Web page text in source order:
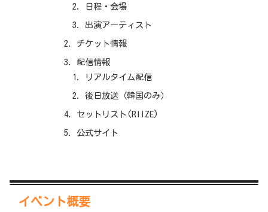
日程・会場
出演アーティスト
チケット情報
配信情報
リアルタイム配信
後日放送（韓国のみ）
セットリスト(RIIZE)
公式サイト
イベント概要